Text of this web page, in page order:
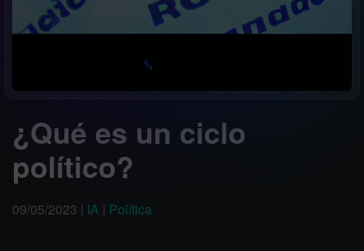
¿Qué es un ciclo
político?
09/05/2023 | IA | Política